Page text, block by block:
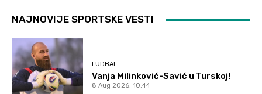
NAJNOVIJE SPORTSKE VESTI
FUDBAL
Vanja Milinković-Savić u Turskoj!
8 Aug 2026. 10:44